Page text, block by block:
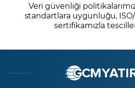
Veri güvenliği
standartlara uygunluğu, ISO/
sertifikamızla